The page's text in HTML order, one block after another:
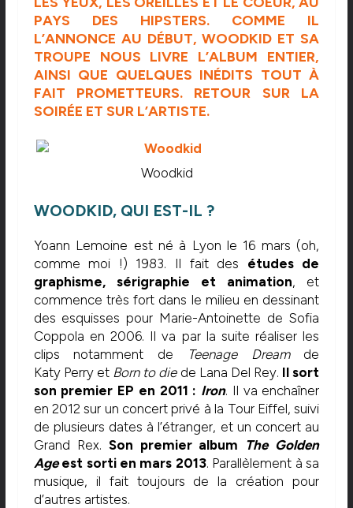
PAYS DES HIPSTERS. COMME IL
L’ANNONCE AU DÉBUT, WOODKID ET SA
TROUPE NOUS LIVRE L’ALBUM ENTIER,
AINSI QUE QUELQUES INÉDITS TOUT À
FAIT PROMETTEURS. RETOUR SUR LA
SOIRÉE ET SUR L’ARTISTE.
Woodkid
WOODKID, QUI EST-IL ?
Yoann Lemoine est né à Lyon le 16 mars (oh,
comme moi !) 1983. Il fait des études de
graphisme, sérigraphie et animation, et
commence très fort dans le milieu en dessinant
des esquisses pour Marie-Antoinette de Sofia
Coppola en 2006. Il va par la suite réaliser les
clips notamment de
Teenage Dreamde
Katy Perry et Born to diede Lana Del Rey. Il sort
son premier EP en 2011 : Iron. Il va enchaîner
en 2012 sur un concert privé à la Tour Eiffel, suivi
de plusieurs dates à l’étranger, et un concert au
Grand Rex. Son premier album The Golden
Ageest sorti en mars 2013. Parallèlement à sa
musique, il fait toujours de la création pour
d’autres artistes.